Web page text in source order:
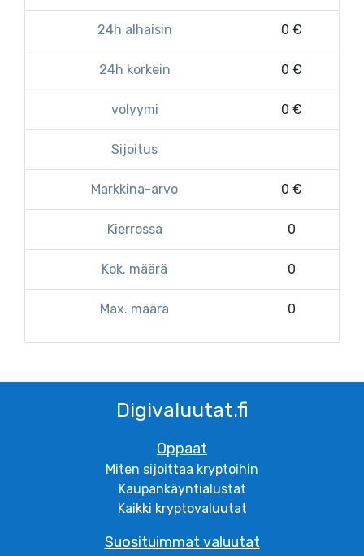
24h alhaisin 0 €
24h korkein 0 €
volyymi 0 €
Sijoitus
Markkina-arvo 0 €
Kierrossa 0
Kok. määrä 0
Max. määrä 0
Digivaluutat.fi
Oppaat
Miten sijoittaa kryptoihin
Kaupankäyntialustat
Kaikki kryptovaluutat
Suosituimmat valuutat